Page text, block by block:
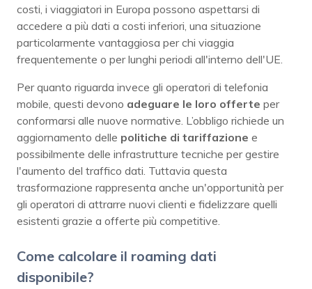
costi, i viaggiatori in Europa possono aspettarsi di
accedere a più dati a costi inferiori, una situazione
particolarmente vantaggiosa per chi viaggia
frequentemente o per lunghi periodi all'interno dell'UE.
Per quanto riguarda invece gli operatori di telefonia
mobile, questi devono adeguare le loro offerte per
conformarsi alle nuove normative. L’obbligo richiede un
aggiornamento delle politiche di tariffazione e
possibilmente delle infrastrutture tecniche per gestire
l'aumento del traffico dati. Tuttavia questa
trasformazione rappresenta anche un'opportunità per
gli operatori di attrarre nuovi clienti e fidelizzare quelli
esistenti grazie a offerte più competitive.
Come calcolare il roaming dati
disponibile?